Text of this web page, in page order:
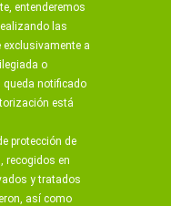
entenderemos
las
a
o
queda notificado
está
protección de
recogidos en
y tratados
así como